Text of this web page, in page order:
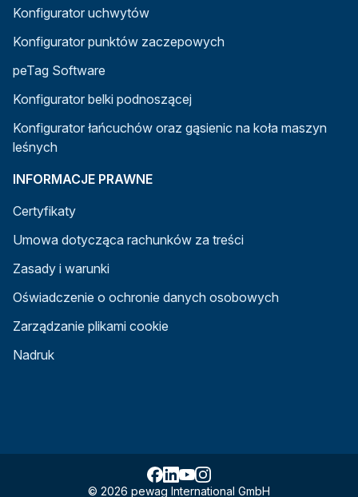
Konfigurator uchwytów
Konfigurator punktów zaczepowych
peTag Software
Konfigurator belki podnoszącej
Konfigurator łańcuchów oraz gąsienic na koła maszyn
leśnych
INFORMACJE PRAWNE
Certyfikaty
Umowa dotycząca rachunków za treści
Zasady i warunki
Oświadczenie o ochronie danych osobowych
Zarządzanie plikami cookie
Nadruk
© 2026 pewag International GmbH